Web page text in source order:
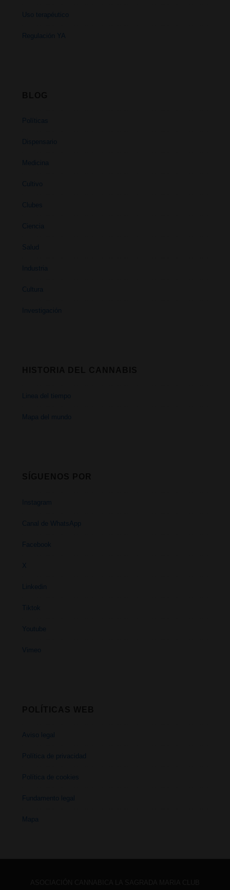
Uso terapéutico
Regulación YA
Políticas
Dispensario
Medicina
Cultivo
Clubes
Ciencia
Salud
Industria
Cultura
Investigación
Linea del tiempo
Mapa del mundo
Instagram
Canal de WhatsApp
Facebook
X
Linkedin
Tiktok
Youtube
Vimeo
Aviso legal
Política de privacidad
Política de cookies
Fundamento legal
Mapa